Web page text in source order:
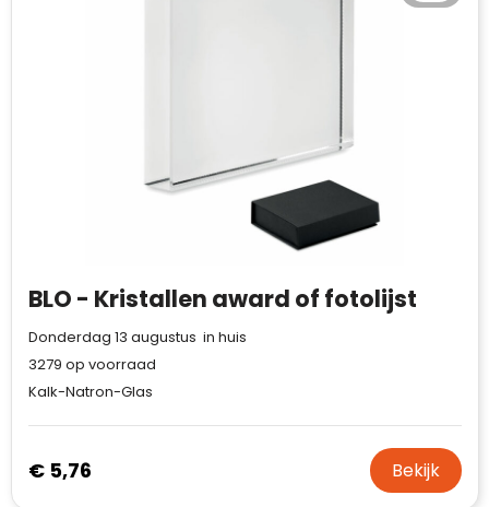
BLO - Kristallen award of fotolijst
Donderdag 13 augustus in huis
3279 op voorraad
Kalk-Natron-Glas
€ 5,76 Bekijk